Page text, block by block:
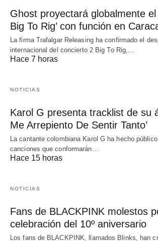
Ghost proyectará globalmente el
Big To Rig’ con función en
La firma Trafalgar Releasing ha confirmado el
internacional del concierto 2 Big To Rig,…
Hace 7 horas
NOTICIAS
Karol G presenta tracklist de su
Me Arrepiento De Sentir Tanto’
La cantante colombiana Karol G ha hecho
canciones que conformarán…
Hace 15 horas
NOTICIAS
Fans de BLACKPINK molestos
celebración del 10º aniversario
Los fans de BLACKPINK, llamados Blinks, han